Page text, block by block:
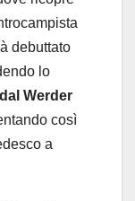
debuttato
lo
Werder
così
a